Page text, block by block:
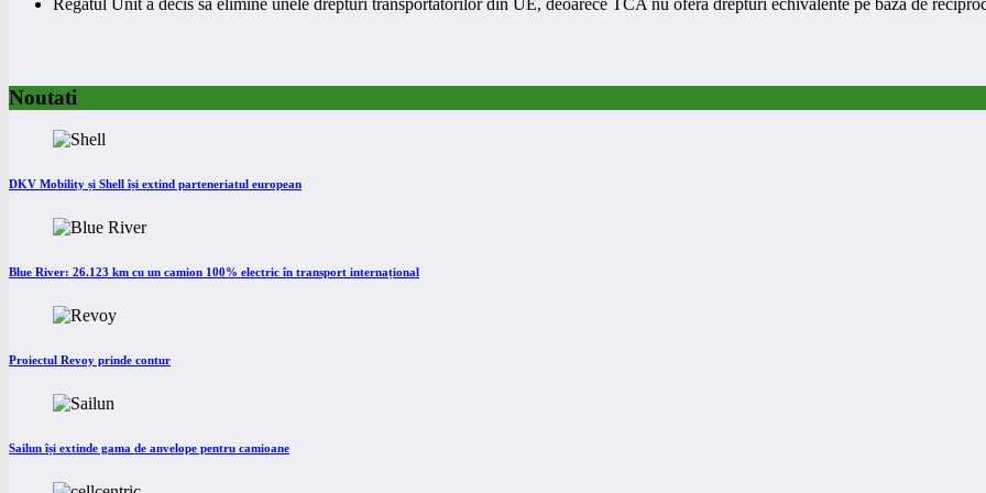
Noutati
DKV Mobility și Shell își extind parteneriatul european
Blue River: 26.123 km cu un camion 100% electric în transport internațional
Proiectul Revoy prinde contur
Sailun își extinde gama de anvelope pentru camioane